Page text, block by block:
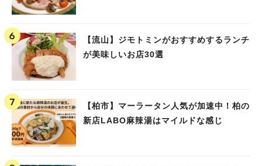
【流山】ジモトミンがおすすめするランチ
が美味しいお店30選
【柏市】マーラータン人気が加速中！柏の
新店LABO麻辣湯はマイルドな感じ